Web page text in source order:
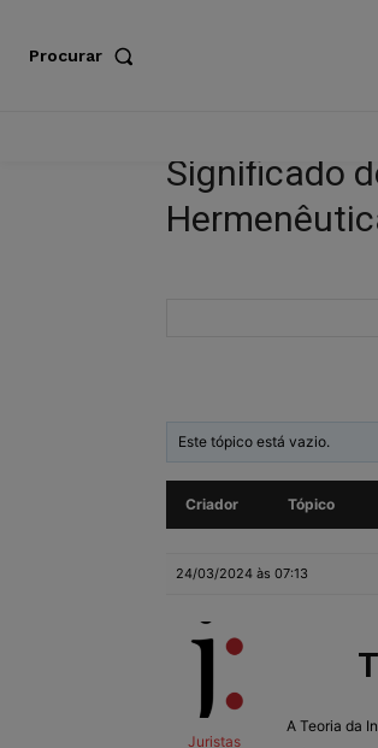
Procurar
Significado
Este tópico está vazio.
Criador Tópico
24/03/2024 às 07:13
Juristas
A Teoria da